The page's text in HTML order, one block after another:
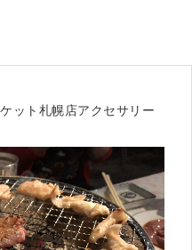
ット札幌店アクセサリー